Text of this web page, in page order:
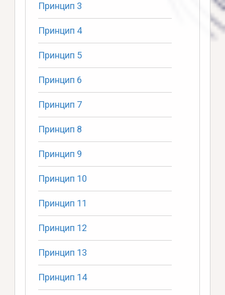
Принцип 3
Принцип 4
Принцип 5
Принцип 6
Принцип 7
Принцип 8
Принцип 9
Принцип 10
Принцип 11
Принцип 12
Принцип 13
Принцип 14